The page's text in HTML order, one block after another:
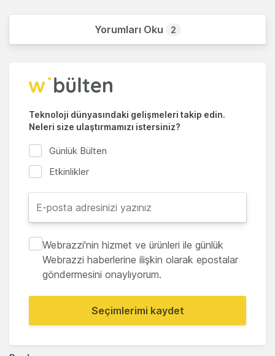
Yorumları Oku 2
Teknoloji dünyasındaki gelişmeleri takip edin.
Neleri size ulaştırmamızı istersiniz?
Günlük Bülten
Etkinlikler
Webrazzi'nin hizmet ve ürünleri ile günlük
Webrazzi haberlerine ilişkin olarak epostalar
göndermesini onaylıyorum.
Seçimlerimi kaydet